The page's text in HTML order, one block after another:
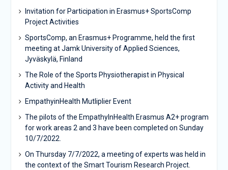
Invitation for Participation in Erasmus+ SportsComp
Project Activities
SportsComp, an Erasmus+ Programme, held the first
meeting at Jamk University of Applied Sciences,
Jyväskylä, Finland
The Role of the Sports Physiotherapist in Physical
Activity and Health
EmpathyinHealth Mutliplier Event
The pilots of the EmpathyInHealth Erasmus A2+ program
for work areas 2 and 3 have been completed on Sunday
10/7/2022.
On Thursday 7/7/2022, a meeting of experts was held in
the context of the Smart Tourism Research Project.